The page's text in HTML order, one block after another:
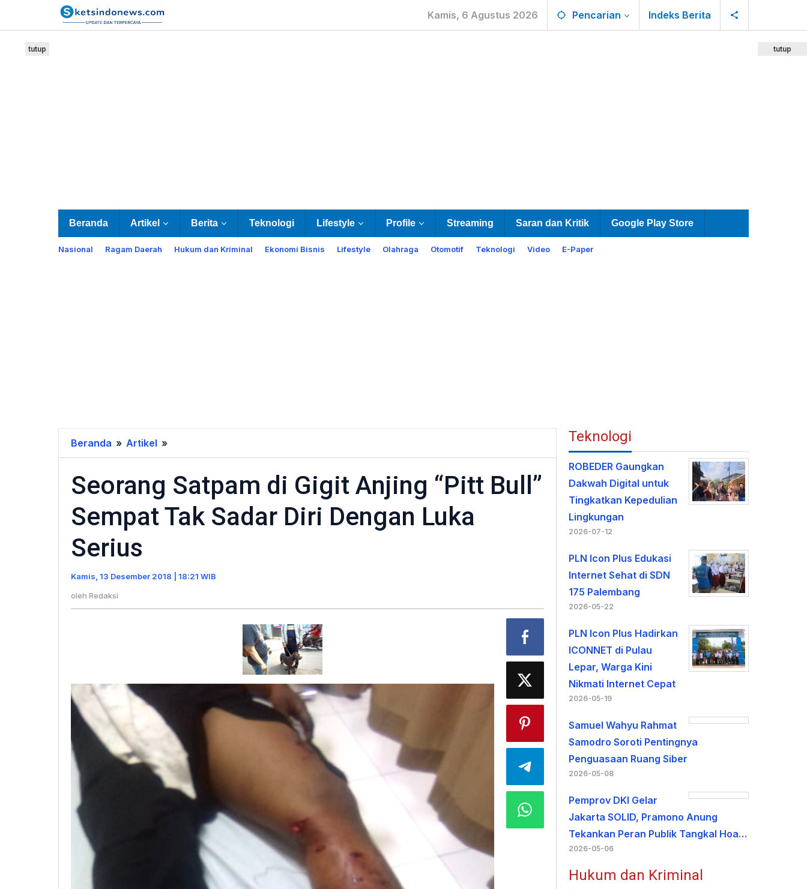
Kamis, 6 Agustus 2026 Pencarian Indeks Berita
Beranda Artikel Berita Teknologi Lifestyle Profile Streaming Saran dan Kritik Google Play Store
Nasional Ragam Daerah Hukum dan Kriminal Ekonomi Bisnis Lifestyle Olahraga Otomotif Teknologi Video E-Paper
tutup tutup
Beranda » Artikel »
Satpam
di
Gigit
Anjing
"Pitt
Tak
Diri
Seorang Satpam di Gigit Anjing “Pitt Bull”
Sempat Tak Sadar Diri Dengan Luka
Serius
Kamis, 13 Desember 2018 | 18:21 WIB
oleh Redaksi
Teknologi
ROBEDER Gaungkan
Dakwah Digital untuk
Tingkatkan Kepedulian
Lingkungan
2026-07-12
PLN Icon Plus Edukasi
Internet Sehat di SDN
175 Palembang
2026-05-22
PLN Icon Plus Hadirkan
ICONNET di Pulau
Lepar, Warga Kini
Nikmati Internet Cepat
2026-05-19
Samuel Wahyu Rahmat
Samodro Soroti Pentingnya
Penguasaan Ruang Siber
2026-05-08
Pemprov DKI Gelar
Jakarta SOLID, Pramono Anung
Tekankan Peran Publik Tangkal Hoa…
2026-05-06
Hukum dan Kriminal